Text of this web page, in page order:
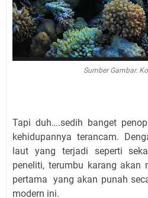
Sumber Gambar.
Tapi duh….sedih banget
kehidupannya terancam.
laut yang terjadi seperti
peneliti, terumbu karang akan
pertama yang akan punah
modern ini.